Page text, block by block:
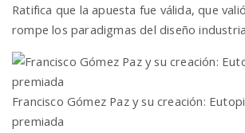
Ratifica que la apuesta fue válida, que
rompe los paradigmas del diseño
Francisco Gómez Paz y su creación:
premiada